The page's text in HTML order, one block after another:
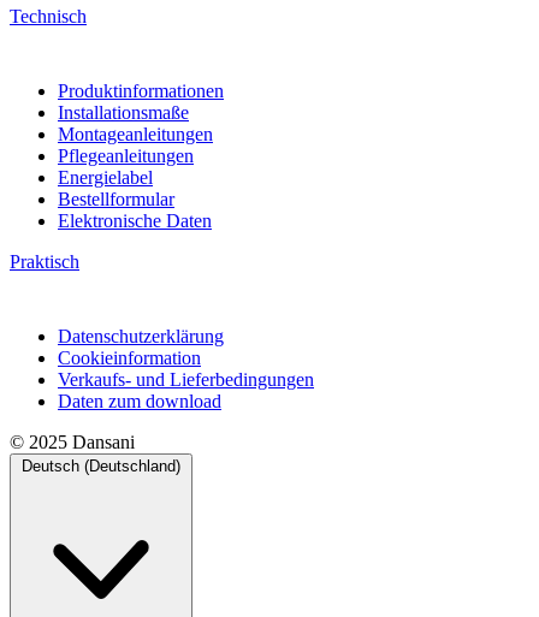
Technisch
Produktinformationen
Installationsmaße
Montageanleitungen
Pflegeanleitungen
Energielabel
Bestellformular
Elektronische Daten
Praktisch
Datenschutzerklärung
Cookieinformation
Verkaufs- und Lieferbedingungen
Daten zum download
© 2025 Dansani
Deutsch (Deutschland)